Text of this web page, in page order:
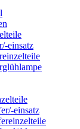
einsatz
einsatz